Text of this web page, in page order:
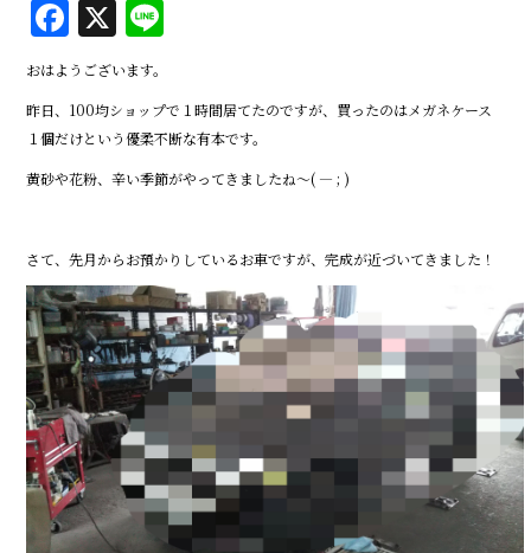
F
a
c
e
b
o
k
X
e
おはようございます。
昨日、100均ショップで１時間居てたのですが、買ったのはメガネケース
１個だけという優柔不断な有本です。
黄砂や花粉、辛い季節がやってきましたね～( — ; )
さて、先月からお預かりしているお車ですが、完成が近づいてきました！